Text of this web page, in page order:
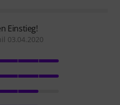
Einstieg!
03.04.2020